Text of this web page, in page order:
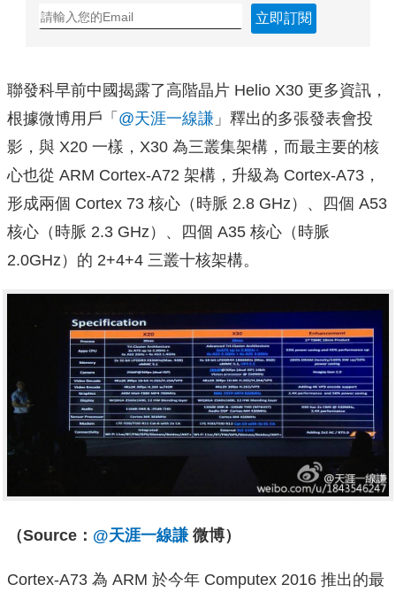
立即訂閱
聯發科早前中國揭露了高階晶片 Helio X30 更多資訊，
根據微博用戶「 @天涯一線謙 」釋出的多張發表會投
影，與 X20 一樣，X30 為三叢集架構，而最主要的核
心也從 ARM Cortex-A72 架構，升級為 Cortex-A73，
形成兩個 Cortex 73 核心（時脈 2.8 GHz）、四個 A53
核心（時脈 2.3 GHz）、四個 A35 核心（時脈
2.0GHz）的 2+4+4 三叢十核架構。
（Source： @天涯一線謙 微博）
Cortex-A73 為 ARM 於今年 Computex 2016 推出的最